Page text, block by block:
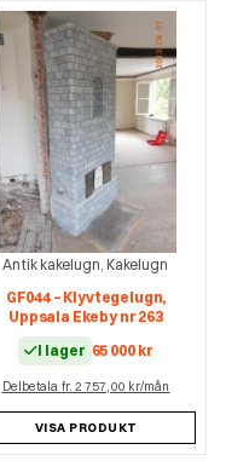
Antik kakelugn, Kakelugn
GF044 – Klyvtegelugn,
Uppsala Ekeby nr 263
I lager 65 000 kr
Delbetala fr. 2 757,00 kr/mån
VISA PRODUKT